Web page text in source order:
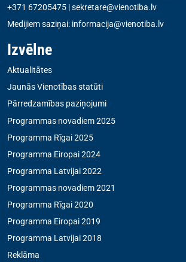
+371 67205475 |sekretare@vienotiba.lv
Medijiem saziņai: informacija@vienotiba.lv
Izvēlne
Aktualitātes
Jaunās Vienotības statūti
Pārredzamības paziņojumi
Programmas novadiem 2025
Programma Rīgai 2025
Programma Eiropai 2024
Programma Latvijai 2022
Programmas novadiem 2021
Programma Rīgai 2020
Programma Eiropai 2019
Programma Latvijai 2018
Reklāma